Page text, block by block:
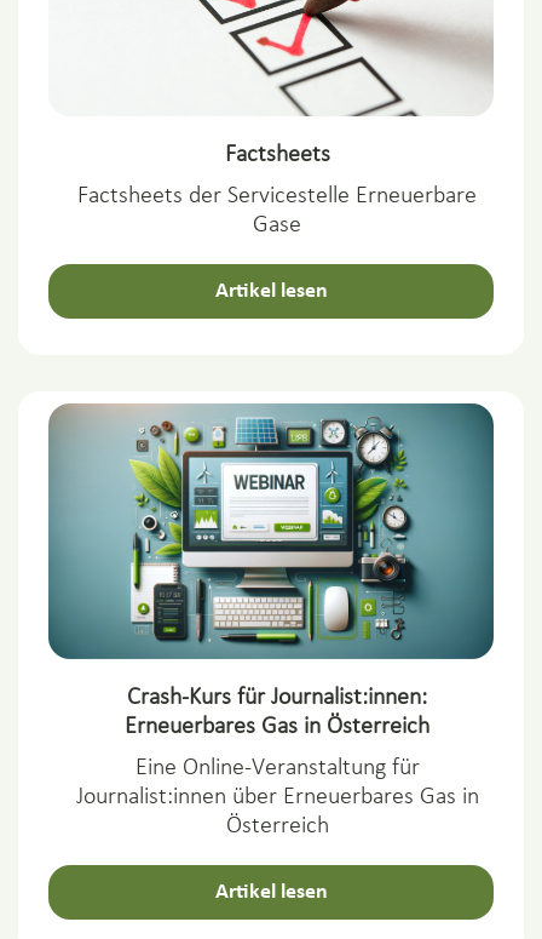
Factsheets
Factsheets der Servicestelle Erneuerbare
Gase
Artikel lesen
Crash-Kurs für Journalist:innen:
Erneuerbares Gas in Österreich
Eine Online-Veranstaltung für
Journalist:innen über Erneuerbares Gas in
Österreich
Artikel lesen